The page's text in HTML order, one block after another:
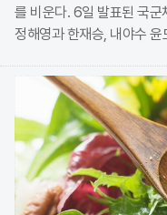
를 비운다. 6일 발표된 국군
정해영과 한재승, 내야수
을 보였으나, 최종적으로 구